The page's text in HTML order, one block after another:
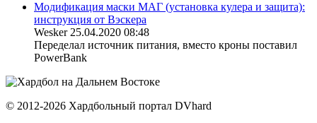
Модификация маски МАГ (установка кулера и защита):
инструкция от Вэскера
Wesker 25.04.2020 08:48
Переделал источник питания, вместо кроны поставил
PowerBank
© 2012-2026 Хардбольный портал DVhard